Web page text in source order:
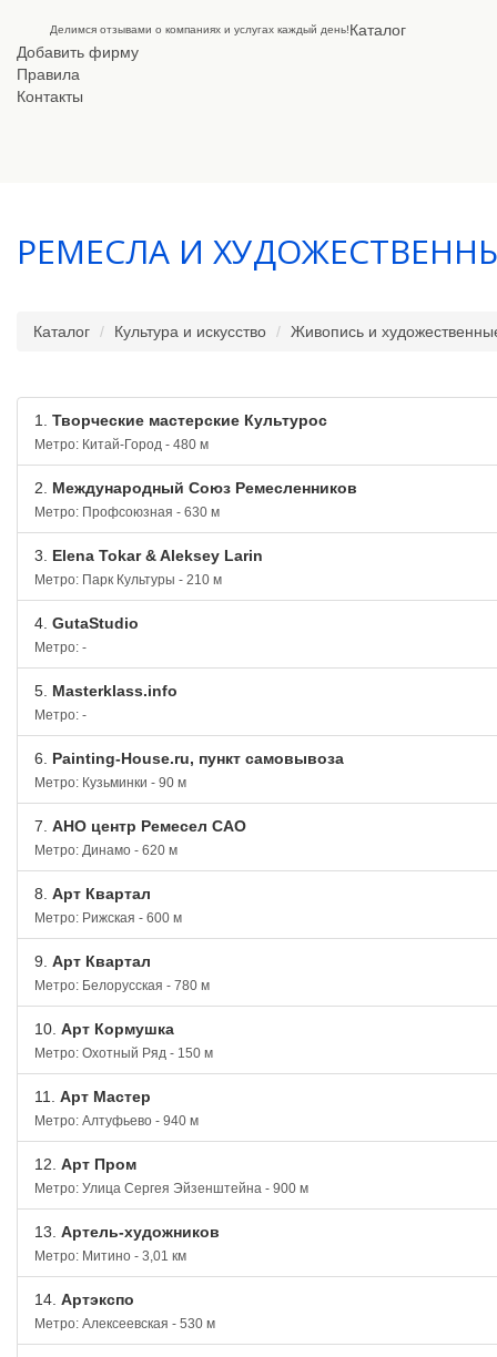
Делимся отзывами о компаниях и услугах каждый день!Каталог
Добавить фирму
Правила
Контакты
РЕМЕСЛА И
Каталог Культура и искусство Живопись и
1. Творческие мастерские Культурос
Метро: Китай-Город - 480 м
2. Международный Союз Ремесленников
Метро: Профсоюзная - 630 м
3. Elena Tokar & Aleksey Larin
Метро: Парк Культуры - 210 м
4. GutaStudio
Метро: -
5. Masterklass.info
Метро: -
6. Painting-House.ru, пункт самовывоза
Метро: Кузьминки - 90 м
7. АНО центр Ремесел САО
Метро: Динамо - 620 м
8. Арт Квартал
Метро: Рижская - 600 м
9. Арт Квартал
Метро: Белорусская - 780 м
10. Арт Кормушка
Метро: Охотный Ряд - 150 м
11. Арт Мастер
Метро: Алтуфьево - 940 м
12. Арт Пром
Метро: Улица Сергея Эйзенштейна - 900 м
13. Артель-художников
Метро: Митино - 3,01 км
14. Артэкспо
Метро: Алексеевская - 530 м